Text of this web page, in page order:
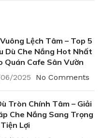
Lệch Tâm – Top 5
Dù Che Nắng Hot Nhất
Quán Cafe Sân Vườn
2025 No Comments
Tròn Chính Tâm – Giải
Che Nắng Sang Trọng
Lợi